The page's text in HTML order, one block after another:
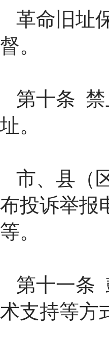
革命旧址
督。
第十条 禁
址。
市、县（
布投诉举报
等。
第十一条
术支持等方